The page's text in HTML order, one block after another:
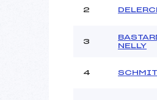
Pénalité
2
3
NELLY
4